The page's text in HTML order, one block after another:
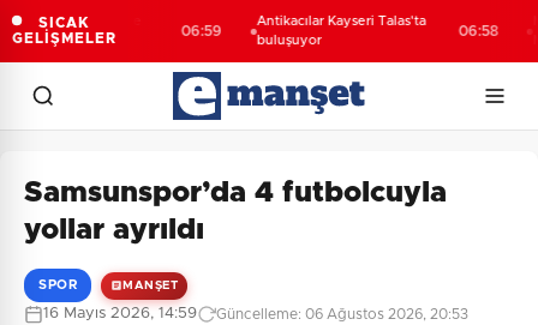
SICAK
GELİŞMELER
şantiye
06:59
Antikacılar Kayseri Talas'ta
buluşuyor
06:58
Samsunspor’da 4 futbolcuyla
yollar ayrıldı
SPOR MANŞET
16 Mayıs 2026, 14:59 Güncelleme: 06 Ağustos 2026, 20:53